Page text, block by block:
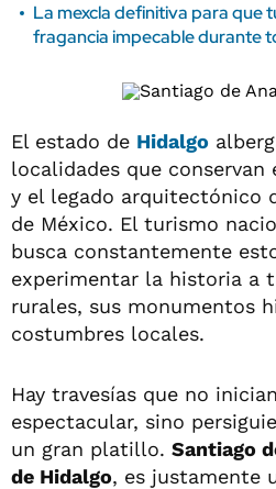
La mexcla definitiva para que
fragancia impecable durante
El estado de Hidalgo
localidades que
y el legado arquitectónico
de México. El turismo
busca constantemente
experimentar la historia a
rurales, sus monumentos
costumbres locales.
Hay travesías que no
espectacular, sino
un gran platillo. Santiago
de Hidalgo, es justamente